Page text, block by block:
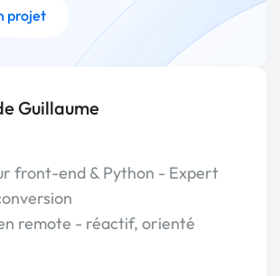
projet
Guillaume
front-end & Python - Expert
remote - réactif, orienté